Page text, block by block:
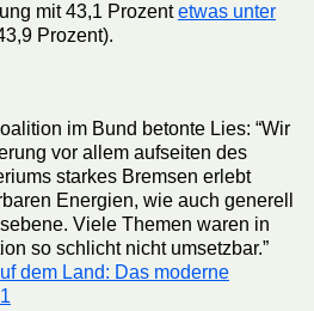
mit 43,1 Prozentetwas unter
Prozent).
im Bund betonte Lies: “Wir
vor allem aufseiten des
starkes Bremsen erlebt
Energien, wie auch generell
Viele Themen waren in
so schlicht nicht umsetzbar.”
dem Land: Das moderne